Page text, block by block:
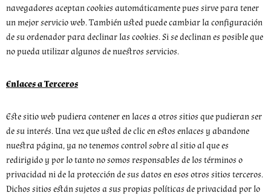
navegadores aceptan cookies automáticamente pues sirve para tener
un mejor servicio web. También usted puede cambiar la configuración
de su ordenador para declinar las cookies. Si se declinan es posible que
no pueda utilizar algunos de nuestros servicios.
Enlaces a Terceros
Este sitio web pudiera contener en laces a otros sitios que pudieran ser
de su interés. Una vez que usted de clic en estos enlaces y abandone
nuestra página, ya no tenemos control sobre al sitio al que es
redirigido y por lo tanto no somos responsables de los términos o
privacidad ni de la protección de sus datos en esos otros sitios terceros.
Dichos sitios están sujetos a sus propias políticas de privacidad por lo